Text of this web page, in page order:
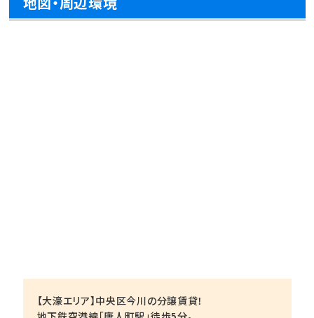
【大濠エリア】中央区今川の分譲賃貸！